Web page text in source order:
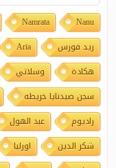
Nanu
Namrata
ريد فورس
Aria
هكادة
وسلاتي
سجن صيدنايا خريطه
راديوم
عبد الهول
شكر الدين
اورليا